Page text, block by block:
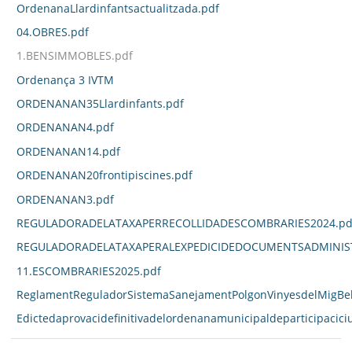
OrdenanaLlardinfantsactualitzada.pdf
04.OBRES.pdf
1.BENSIMMOBLES.pdf
Ordenança 3 IVTM
ORDENANAN35Llardinfants.pdf
ORDENANAN4.pdf
ORDENANAN14.pdf
ORDENANAN20frontipiscines.pdf
ORDENANAN3.pdf
11.ESCOMBRARIES2025.pdf